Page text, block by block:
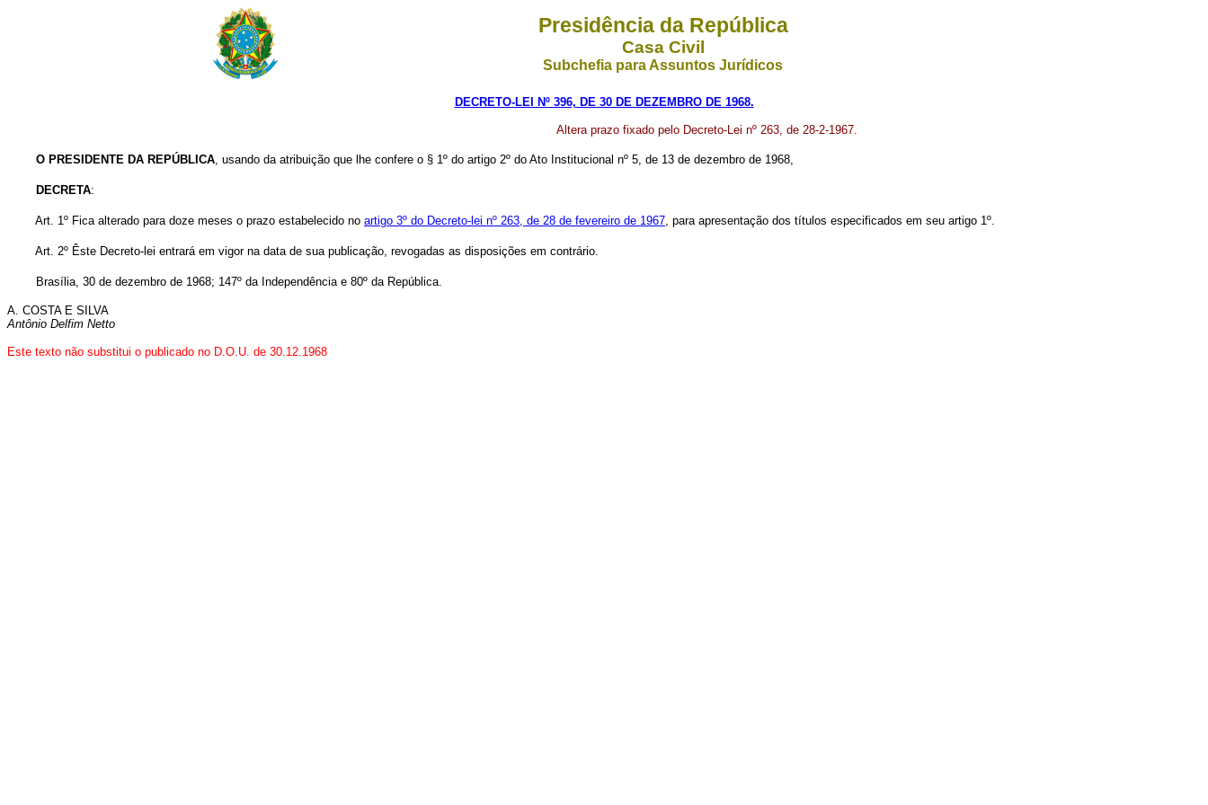
Presidência da República
Casa Civil
Subchefia para Assuntos Jurídicos
DECRETO-LEI Nº 396, DE 30 DE DEZEMBRO DE 1968.
Altera prazo fixado pelo Decreto-Lei nº 263, de 28-2-1967.
O PRESIDENTE DA REPÚBLICA, usando da atribuição que lhe confere o § 1º do artigo 2º do Ato Institucional nº 5, de 13 de dezembro de 1968,
DECRETA:
Art. 1º Fica alterado para doze meses o prazo estabelecido no artigo 3º do Decreto-lei nº 263, de 28 de fevereiro de 1967, para apresentação dos títulos especificados em seu artigo 1º.
Art. 2º Êste Decreto-lei entrará em vigor na data de sua publicação, revogadas as disposições em contrário.
Brasília, 30 de dezembro de 1968; 147º da Independência e 80º da República.
A. COSTA E SILVA
Antônio Delfim Netto
Este texto não substitui o publicado no D.O.U. de 30.12.1968